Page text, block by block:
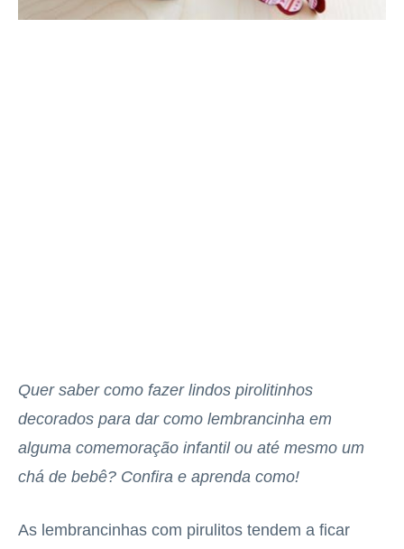
Quer saber como fazer lindos pirolitinhos
decorados para dar como lembrancinha em
alguma comemoração infantil ou até mesmo um
chá de bebê? Confira e aprenda como!
As lembrancinhas com pirulitos tendem a ficar